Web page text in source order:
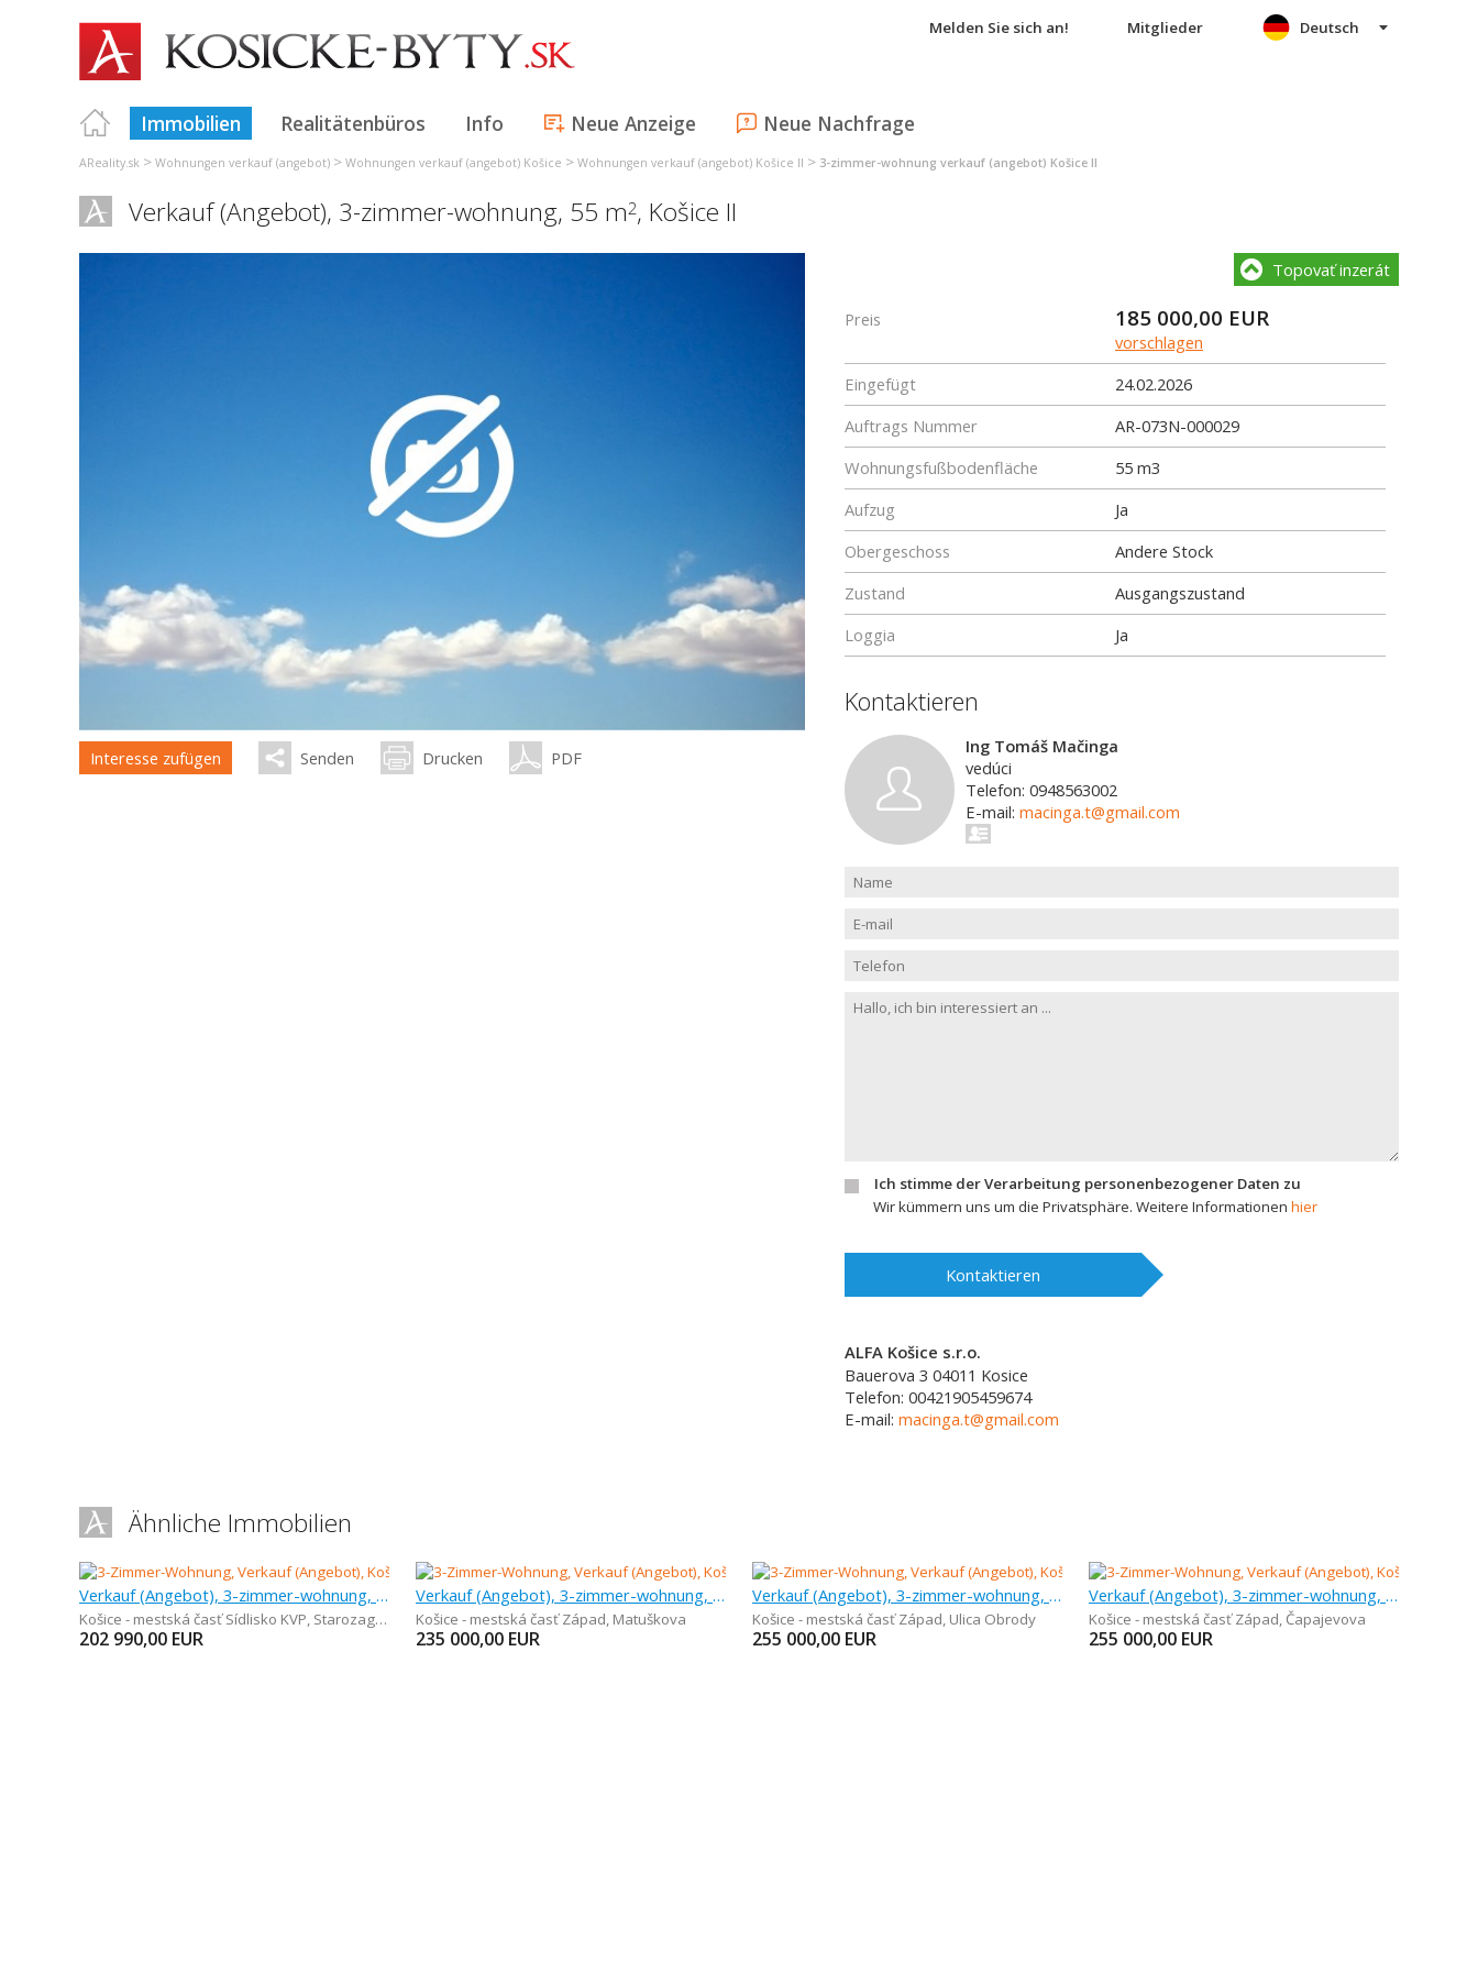
Melden Sie sich an! Mitglieder
Immobilien Realitätenbüros Info Neue Anzeige Neue Nachfrage
Deutsch
AReality.sk > Wohnungen verkauf (angebot) > Wohnungen verkauf (angebot) Košice > Wohnungen verkauf (angebot) Košice II > 3-zimmer-wohnung verkauf (angebot) Košice II
Verkauf (Angebot), 3-zimmer-wohnung, 55 m2, Košice II
Interesse zufügen Senden Drucken PDF
Topovať inzerát
Preis 185 000,00 EUR
vorschlagen
Eingefügt
24.02.2026
Auftrags Nummer
AR-073N-000029
Wohnungsfußbodenfläche
55 m3
Aufzug
Ja
Obergeschoss
Andere Stock
Zustand
Ausgangszustand
Loggia
Ja
Kontaktieren
Ing Tomáš Mačinga
vedúci
Telefon: 0948563002
E-mail: macinga.t@gmail.com
Ich stimme der Verarbeitung personenbezogener Daten zu
Wir kümmern uns um die Privatsphäre. Weitere Informationen hier
Kontaktieren
ALFA Košice s.r.o.
Bauerova 3 04011 Kosice
Telefon: 00421905459674
E-mail: macinga.t@gmail.com
Ähnliche Immobilien
Verkauf (Angebot), 3-zimmer-wohnung, 63 m
Košice - mestská časť Sídlisko KVP, Starozagorská
202 990,00 EUR
Verkauf (Angebot), 3-zimmer-wohnung, 64 m
Košice - mestská časť Západ, Matuškova
235 000,00 EUR
Verkauf (Angebot), 3-zimmer-wohnung, 67 m
Košice - mestská časť Západ, Ulica Obrody
255 000,00 EUR
Verkauf (Angebot), 3-zimmer-wohnung, 65 m
Košice - mestská časť Západ, Čapajevova
255 000,00 EUR